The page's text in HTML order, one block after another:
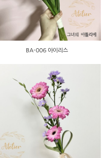
BA-006 아이리스
미니-007 핑크거베라 미니